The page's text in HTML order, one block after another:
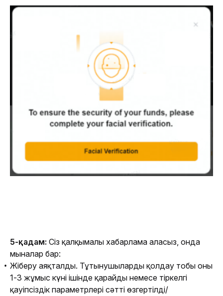
5-қадам: Сіз қалқымалы хабарлама аласыз, онда
мыналар бар:
Жіберу аяқталды. Тұтынушыларды қолдау тобы оны
1-3 жұмыс күні ішінде қарайды немесе тіркелгі
қауіпсіздік параметрлері сәтті өзгертілді/